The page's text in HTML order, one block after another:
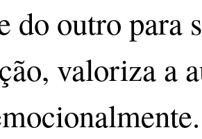
do outro
valoriza a